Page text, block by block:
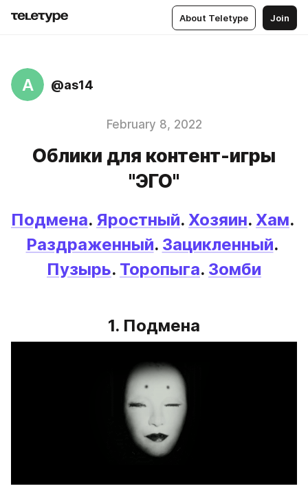
About Teletype Join
A @as14
February 8, 2022
Облики для контент-игры
"ЭГО"
Подмена. Яростный. Хозяин. Хам
Раздраженный. Зацикленный
Пузырь. Торопыга. Зомби
1. Подмена